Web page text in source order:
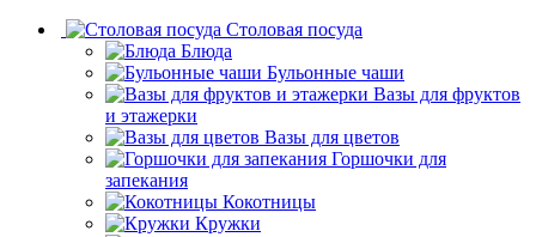
Столовая посуда
Блюда
Бульонные чаши
Вазы для фруктов
и этажерки
Вазы для цветов
Горшочки для
запекания
Кокотницы
Кружки